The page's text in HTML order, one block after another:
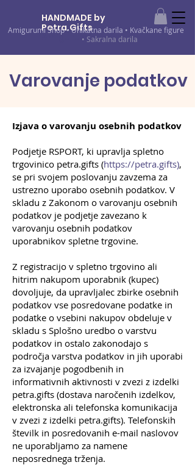
HANDMADE by
Petra.Gifts•Kvačkani izdelki •
Amigurumi
Amigurumi Shop•Unikatna darila • Kvačkane figure
• Sakralna darila
Varovanje podatkov
Izjava o varovanju osebnih podatkov
Podjetje RSPORT, ki upravlja spletno
trgovinico petra.gifts (https://petra.gifts),
se pri svojem poslovanju zavzema za
ustrezno uporabo osebnih podatkov. V
skladu z Zakonom o varovanju osebnih
podatkov je podjetje zavezano k
varovanju osebnih podatkov
uporabnikov spletne trgovine.
Z registracijo v spletno trgovino ali
hitrim nakupom uporabnik (kupec)
dovoljuje, da upravljalec zbirke osebnih
podatkov vse posredovane podatke in
podatke o vsebini nakupov obdeluje v
skladu s Splošno uredbo o varstvu
podatkov in ostalo zakonodajo s
področja varstva podatkov in jih uporabi
za izvajanje pogodbenih in
informativnih aktivnosti v zvezi z izdelki
petra.gifts (dostava naročenih izdelkov,
elektronska ali telefonska komunikacija
v zvezi z izdelki petra.gifts). Telefonskih
številk in posredovanih e-mail naslovov
ne uporabljamo za namene
neposrednega trženja.